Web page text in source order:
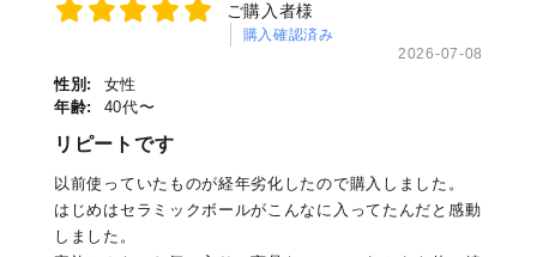
ご購入者様
購入確認済み
2026-07-08
性別:
女性
年齢:
40代〜
リピートです
以前使っていたものが経年劣化したので購入しました。
はじめはセラミックボールがこんなに入ってたんだと感動
しました。